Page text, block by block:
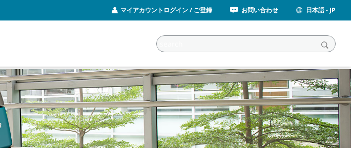
マイアカウントログイン / ご登録 お問い合わせ 日本語 - JP